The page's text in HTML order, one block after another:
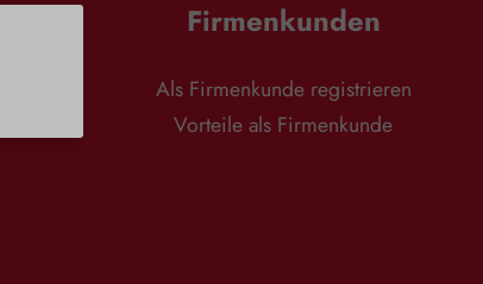
Firmenkunden
Als Firmenkunde registrieren
Vorteile als Firmenkunde